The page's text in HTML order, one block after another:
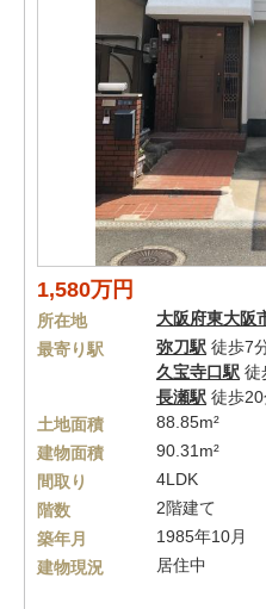
1,580万円
所在地 大阪府東大阪
最寄り駅
弥刀駅 徒歩7
久宝寺口駅 徒
長瀬駅 徒歩
土地面積
88.85m²
建物面積
90.31m²
間取り
4LDK
階数
2階建て
築年月
1985年10月
建物現況
居住中